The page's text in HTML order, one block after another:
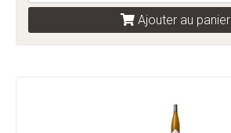
Ajouter au panier